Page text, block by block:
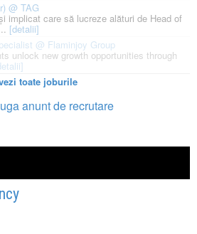
@ TAG
implicat care să lucreze alături de Head of
[detalii]
@ Flaminjoy Group
unlock new growth opportunities through
toate joburile
anunt de recrutare